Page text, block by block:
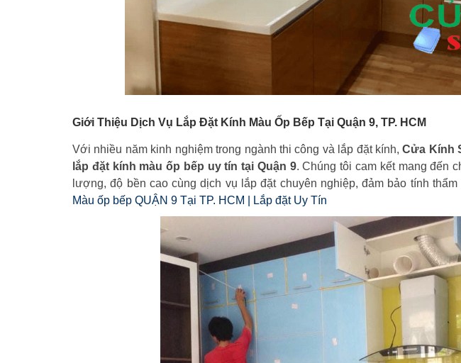
Giới Thiệu Dịch Vụ Lắp Đặt Kính Màu Ốp Bếp Tại Quận 9, TP. HCM
Với nhiều năm kinh nghiệm trong ngành thi công và lắp đặt kính,Cửa Kính
lắp đặt kính màu ốp bếp uy tín tại Quận 9. Chúng tôi cam kết mang đến
lượng, độ bền cao cùng dịch vụ lắp đặt chuyên nghiệp, đảm bảo tính
Màu ốp bếp QUẬN 9 Tại TP. HCM | Lắp đặt Uy Tín